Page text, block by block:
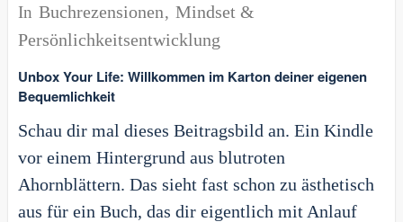
In Buchrezensionen, Mindset &
Persönlichkeitsentwicklung
Unbox Your Life: Willkommen im Karton deiner eigenen
Bequemlichkeit
Schau dir mal dieses Beitragsbild an. Ein Kindle
vor einem Hintergrund aus blutroten
Ahornblättern. Das sieht fast schon zu ästhetisch
aus für ein Buch, das dir eigentlich mit Anlauf